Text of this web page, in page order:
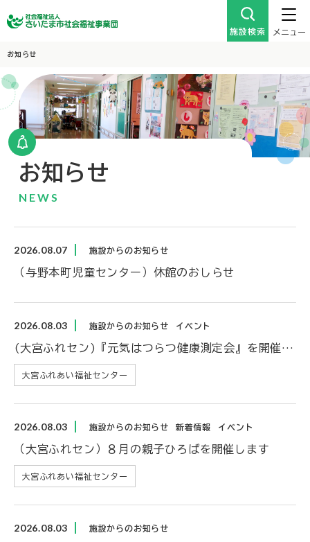
施設検索 メニュー
お知らせ
お知らせ
NEWS
2026.08.07 施設からのお知らせ
（与野本町児童センター）休館のおしらせ
2026.08.03 施設からのお知らせ イベント
(大宮ふれセン)『元気はつらつ健康測定会』を開催します
大宮ふれあい福祉センター
2026.08.03 施設からのお知らせ 新着情報 イベント
（大宮ふれセン）８月の親子ひろばを開催します
大宮ふれあい福祉センター
2026.08.03 施設からのお知らせ